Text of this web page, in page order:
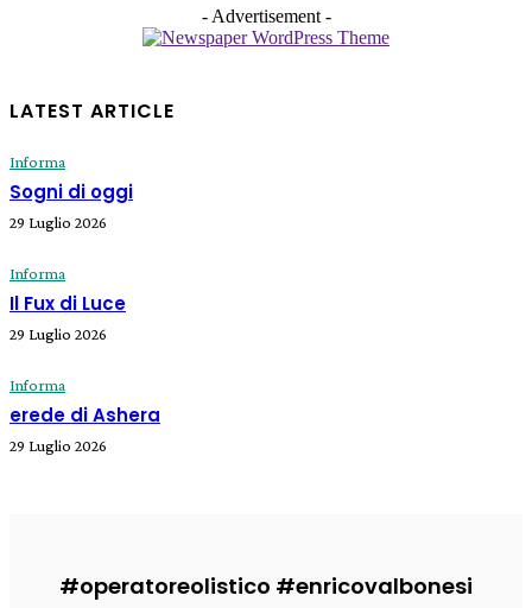
- Advertisement -
LATEST ARTICLE
Informa
Sogni di oggi
29 Luglio 2026
Informa
Il Fux di Luce
29 Luglio 2026
Informa
erede di Ashera
29 Luglio 2026
#operatoreolistico #enricovalbonesi